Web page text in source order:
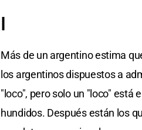
I
Más de un argentino estima
los argentinos dispuestos a
"loco", pero solo un "loco" está
hundidos. Después están los